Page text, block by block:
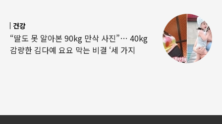
건강
“딸도 못 알아본 90kg 만삭 사진”… 40kg
감량한 김다예 요요 막는 비결 ‘세 가지